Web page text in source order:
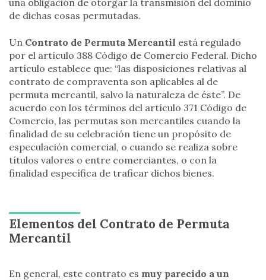
una obligación de otorgar la transmisión del dominio
de dichas cosas permutadas.
Un Contrato de Permuta Mercantil está regulado
por el artículo 388 Código de Comercio Federal. Dicho
artículo establece que: “las disposiciones relativas al
contrato de compraventa son aplicables al de
permuta mercantil, salvo la naturaleza de éste”. De
acuerdo con los términos del artículo 371 Código de
Comercio, las permutas son mercantiles cuando la
finalidad de su celebración tiene un propósito de
especulación comercial, o cuando se realiza sobre
títulos valores o entre comerciantes, o con la
finalidad específica de traficar dichos bienes.
Elementos del Contrato de Permuta
Mercantil
En general, este contrato es muy parecido a un